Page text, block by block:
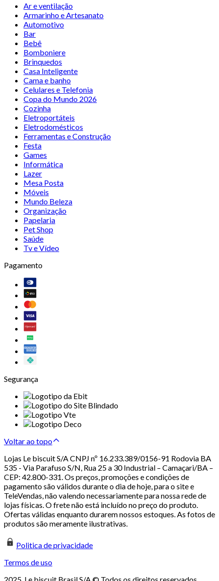
Ar e ventilação
Armarinho e Artesanato
Automotivo
Bar
Bebê
Bomboniere
Brinquedos
Casa Inteligente
Cama e banho
Celulares e Telefonia
Copa do Mundo 2026
Cozinha
Eletroportáteis
Eletrodomésticos
Ferramentas e Construção
Festa
Games
Informática
Lazer
Mesa Posta
Móveis
Mundo Beleza
Organização
Papelaria
Pet Shop
Saúde
Tv e Vídeo
Pagamento
Segurança
Voltar ao topo
Lojas Le biscuit S/A CNPJ nº 16.233.389/0156-91 Rodovia BA
535 - Via Parafuso S/N, Rua 25 a 30 Industrial – Camaçari/BA –
CEP: 42.800-331. Os preços, promoções e condições de
pagamento são válidos durante o dia de hoje, para o site e
TeleVendas, não valendo necessariamente para nossa rede de
lojas físicas. O frete não está incluído no preço do produto.
Ofertas válidas enquanto durarem nossos estoques. As fotos de
produtos são meramente ilustrativas.
Politica de privacidade
Termos de uso